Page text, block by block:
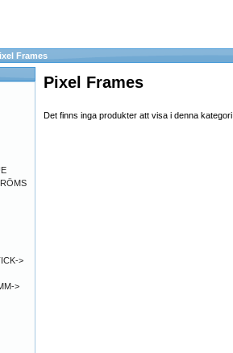
Frames
Pixel Frames
Det finns inga produkter att visa i denna kategori.
>
>